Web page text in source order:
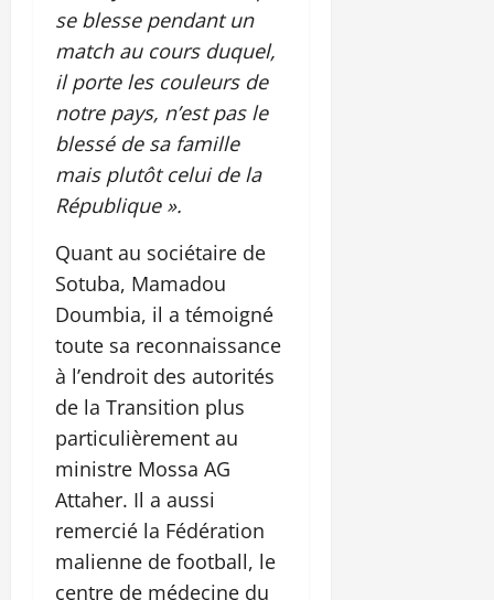
se blesse pendant un
match au cours duquel,
il porte les couleurs de
notre pays, n’est pas le
blessé de sa famille
mais plutôt celui de la
République ».
Quant au sociétaire de
Sotuba, Mamadou
Doumbia, il a témoigné
toute sa reconnaissance
à l’endroit des autorités
de la Transition plus
particulièrement au
ministre Mossa AG
Attaher. Il a aussi
remercié la Fédération
malienne de football, le
centre de médecine du